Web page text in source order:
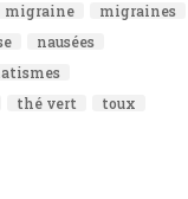
migraine
migraines
nausées
thé vert
toux